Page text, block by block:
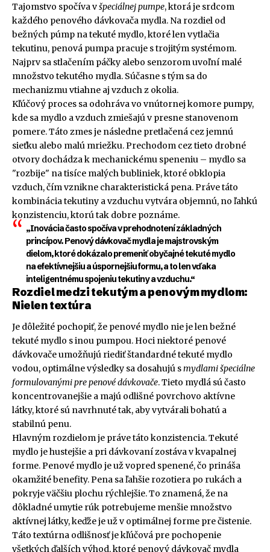
Tajomstvo spočíva všpeciálnej pumpe, ktorá je srdcom
každého penového dávkovača mydla. Na rozdiel od
bežných púmp na tekuté mydlo, ktoré len vytlačia
tekutinu, penová pumpa pracuje s trojitým systémom.
Najprv sa stlačením páčky alebo senzorom uvoľní malé
množstvo tekutého mydla. Súčasne s tým sa do
mechanizmu vtiahne aj vzduch z okolia.
Kľúčový proces sa odohráva vo vnútornej komore pumpy,
kde sa mydlo a vzduch zmiešajú v presne stanovenom
pomere. Táto zmes je následne pretlačená cez jemnú
sieťku alebo malú mriežku. Prechodom cez tieto drobné
otvory dochádza k mechanickému speneniu – mydlo sa
"rozbije" na tisíce malých bubliniek, ktoré obklopia
vzduch, čím vznikne charakteristická pena. Práve táto
kombinácia tekutiny a vzduchu vytvára objemnú, no ľahkú
konzistenciu, ktorú tak dobre poznáme.
„Inovácia často spočíva v prehodnotení základných
princípov. Penový dávkovač mydla je majstrovským
dielom, ktoré dokázalo premeniť obyčajné tekuté mydlo
na efektívnejšiu a úspornejšiu formu, a to len vďaka
inteligentnému spojeniu tekutiny a vzduchu.“
Rozdiel medzi tekutým a penovým mydlom:
Nielen textúra
Je dôležité pochopiť, že penové mydlo nie je len bežné
tekuté mydlo s inou pumpou. Hoci niektoré penové
dávkovače umožňujú riediť štandardné tekuté mydlo
vodou, optimálne výsledky sa dosahujú smydlami špeciálne
formulovanými pre penové dávkovače. Tieto mydlá sú často
koncentrovanejšie a majú odlišné povrchovo aktívne
látky, ktoré sú navrhnuté tak, aby vytvárali bohatú a
stabilnú penu.
Hlavným rozdielom je práve táto konzistencia. Tekuté
mydlo je hustejšie a pri dávkovaní zostáva v kvapalnej
forme. Penové mydlo je už vopred spenené, čo prináša
okamžité benefity. Pena sa ľahšie rozotiera po rukách a
pokryje väčšiu plochu rýchlejšie. To znamená, že na
dôkladné umytie rúk potrebujeme menšie množstvo
aktívnej látky, keďže je už v optimálnej forme pre čistenie.
Táto textúrna odlišnosť je kľúčová pre pochopenie
všetkých ďalších výhod, ktoré penový dávkovač mydla